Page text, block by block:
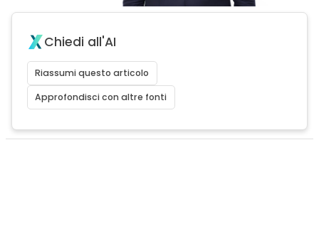
Chiedi all'AI
Riassumi questo articolo
Approfondisci con altre fonti